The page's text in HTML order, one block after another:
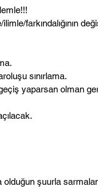
farkındalığının
sınırlama.
geçiş yaparsan olman
şuurla